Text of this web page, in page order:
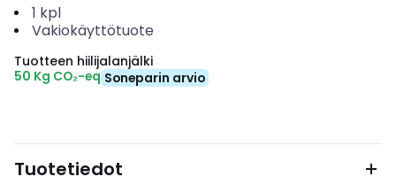
1 kpl
Vakiokäyttötuote
Tuotteen hiilijalanjälki
50 Kg CO₂-eq Soneparin arvio
Tuotetiedot